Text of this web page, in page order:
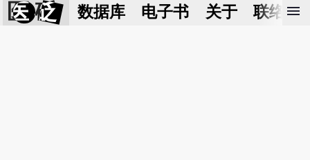
医 砭 数据库 电子书 关于 联络我
menu